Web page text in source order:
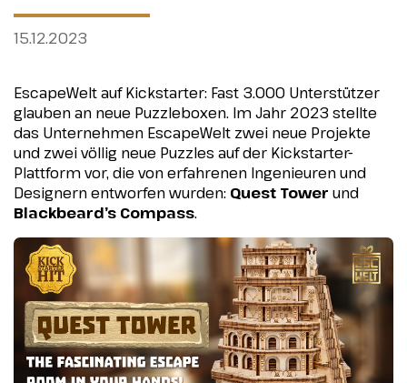
15.12.2023
EscapeWelt auf Kickstarter: Fast 3.000 Unterstützer
glauben an neue Puzzleboxen. Im Jahr 2023 stellte
das Unternehmen EscapeWelt zwei neue Projekte
und zwei völlig neue Puzzles auf der Kickstarter-
Plattform vor, die von erfahrenen Ingenieuren und
Designern entworfen wurden: Quest Tower und
Blackbeard’s Compass.